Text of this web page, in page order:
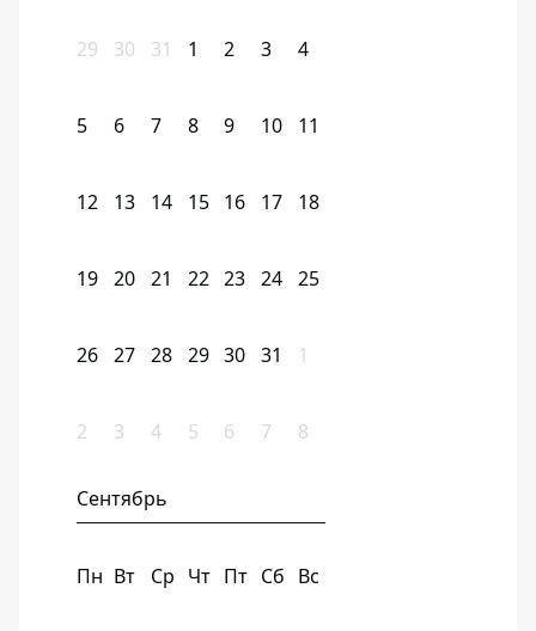
29 30 31 1 2 3 4
5 6 7 8 9 10 11
12 13 14 15 16 17 18
19 20 21 22 23 24 25
26 27 28 29 30 31 1
2 3 4 5 6 7 8
Сентябрь
Пн Вт Ср Чт Пт Сб Вс